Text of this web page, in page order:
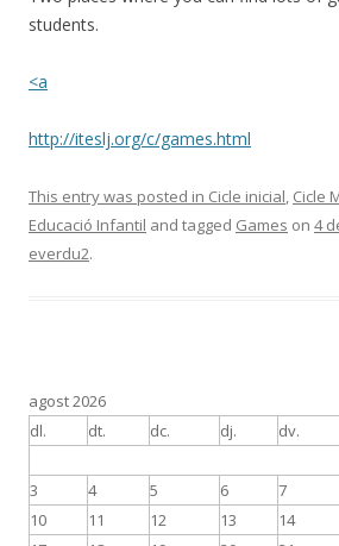
students.
<a
http://iteslj.org/c/games.html
This entry was posted in Cicle inicial, Cicle
Educació Infantil and tagged Games on 4
everdu2.
agost 2026
dl.
dt. dc. dj. dv.
3
4 5 6 7
10
11 12 13 14